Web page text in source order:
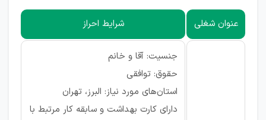
عنوان شغلی شرایط احراز
جنسیت: آقا و خانم
حقوق: توافقی
استان‌های مورد نیاز: البرز، تهران
دارای کارت بهداشت و سابقه کار مرتبط با